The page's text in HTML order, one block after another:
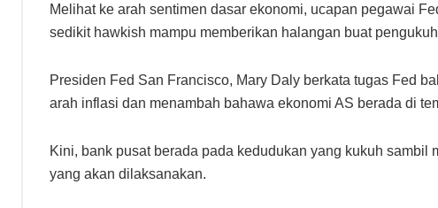
Melihat ke arah sentimen dasar ekonomi, ucapan pegawai
sedikit hawkish mampu memberikan halangan buat
Presiden Fed San Francisco, Mary Daly berkata tugas Fed
arah inflasi dan menambah bahawa ekonomi AS berada di
Kini, bank pusat berada pada kedudukan yang kukuh sambil
yang akan dilaksanakan.